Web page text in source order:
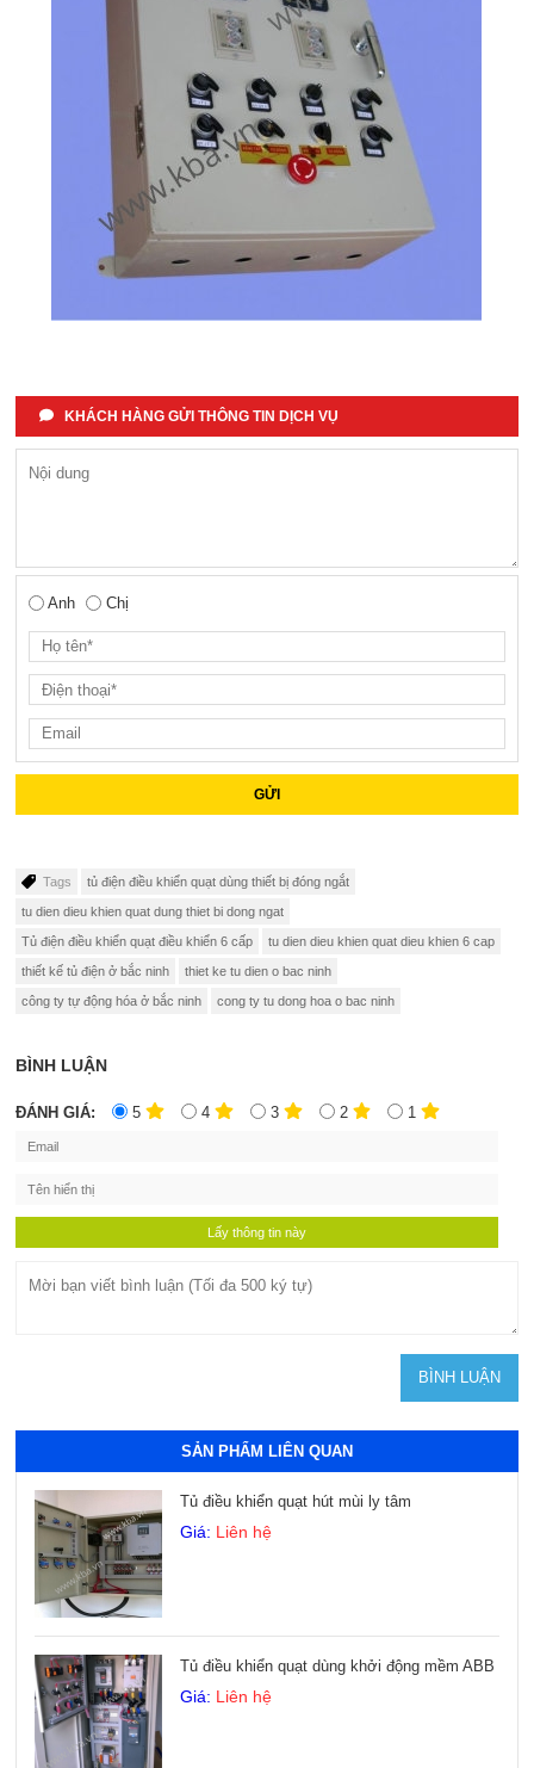
KHÁCH HÀNG GỬI THÔNG TIN DỊCH VỤ
Anh Chị
GỬI
Tags tủ điện điều khiển quạt dùng thiết bị đóng ngắt
tu dien dieu khien quat dung thiet bi dong ngat
Tủ điện điều khiển quạt điều khiển 6 cấp tu dien dieu khien quat dieu khien 6 cap
thiết kế tủ điện ở bắc ninh thiet ke tu dien o bac ninh
công ty tự động hóa ở bắc ninh cong ty tu dong hoa o bac ninh
BÌNH LUẬN
ĐÁNH GIÁ: 5 4 3 2 1
SẢN PHẨM LIÊN QUAN
Tủ điều khiển quạt hút mùi ly tâm
Giá: Liên hệ
Tủ điều khiển quạt dùng khởi động mềm ABB
Giá: Liên hệ